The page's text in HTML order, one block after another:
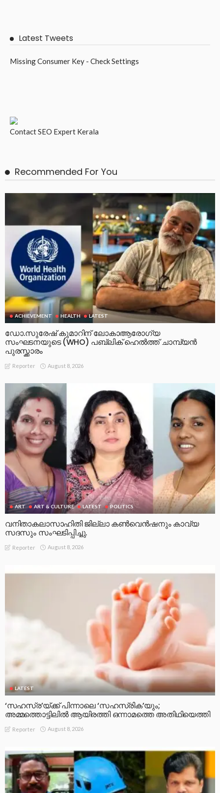
Latest Tweets
Missing Consumer Key - Check Settings
ContactSEO Expert Kerala
Recommended For You
ACHIEVEMENT HEALTH LATEST
ഡോ.സുരേഷ് കുമാറിന് ലോകാആരോഗ്യ
സംഘടനയുടെ (WHO) പബ്ലിക് ഹെൽത്ത് ചാമ്പ്യൻ
പുരസ്ക്കാരം
Reporter August 8, 2026
ART ART & CULTURE LATEST POLITICS
വനിതാകലാസാഹിതി ജില്ലാ കൺവെൻഷനും കാവ്യ
സദസും സംഘടിപ്പിച്ചു.
Reporter August 8, 2026
LATEST
‘സഹസ്ര’യ്ക്ക് പിന്നാലെ ‘സഹസ്രിക’യും;
അമ്മത്തൊട്ടിലിൽ ആയിരത്തി ഒന്നാമത്തെ അതിഥിയെത്തി
Reporter August 8, 2026